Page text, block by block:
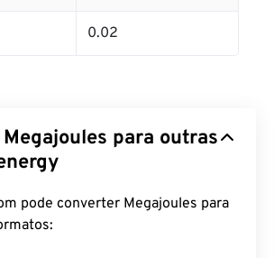
0.02
para outras
pode converter Megajoules para